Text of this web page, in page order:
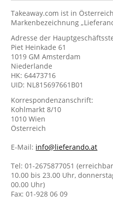
Takeaway.com ist in
Markenbezeichnung
Adresse der
Piet Heinkade 61
1019 GM Amsterdam
Niederlande
HK: 64473716
UID: NL815697661B01
Korrespondenzanschrift:
Kohlmarkt 8/10
1010 Wien
Österreich
E-Mail: info@lieferando.at
Tel: 01-2675877051
10.00 bis 23.00 Uhr,
00.00 Uhr)
Fax: 01-928 06 09